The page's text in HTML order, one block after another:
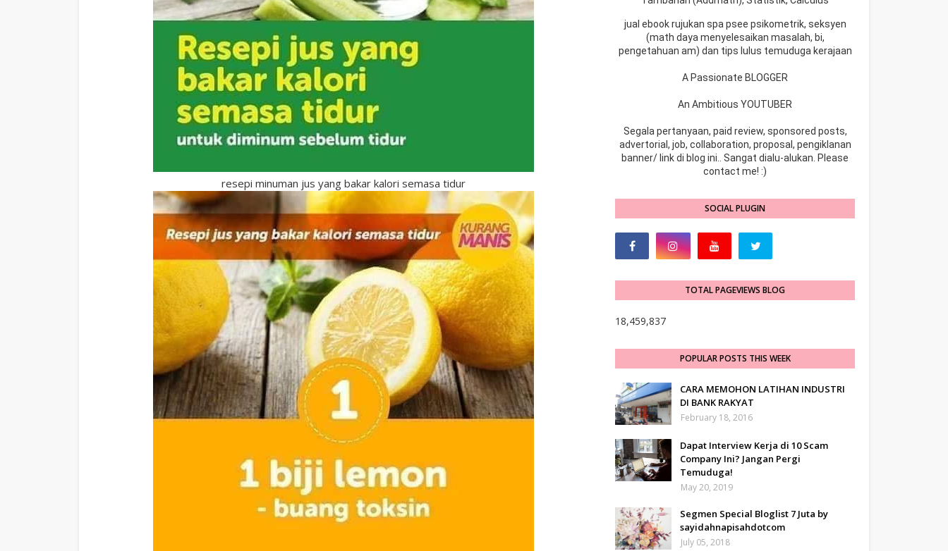
resepi minuman jus yang bakar kalori semasa tidur
jual ebook rujukan spa psee psikometrik, seksyen
(math daya menyelesaikan masalah, bi,
pengetahuan am) dan tips lulus temuduga kerajaan
A Passionate BLOGGER
An Ambitious YOUTUBER
Segala pertanyaan, paid review, sponsored posts,
advertorial, job, collaboration, proposal, pengiklanan
banner/ link di blog ini.. Sangat dialu-alukan. Please
contact me! :)
SOCIAL PLUGIN
TOTAL PAGEVIEWS BLOG
18,459,837
POPULAR POSTS THIS WEEK
CARA MEMOHON LATIHAN INDUSTRI
DI BANK RAKYAT
February 18, 2016
Dapat Interview Kerja di 10 Scam
Company Ini? Jangan Pergi
Temuduga!
May 20, 2019
Segmen Special Bloglist 7 Juta by
sayidahnapisahdotcom
July 05, 2018